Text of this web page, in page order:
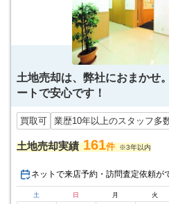
土地売却は、弊社におまかせ
ートで安心です！
買取可 業歴10年以上のスタッフ多
土地売却実績 161件 ※3年以内
ネットで来店予約・訪問査定依頼が
土 日 月 火